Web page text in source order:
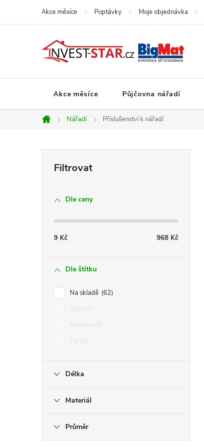
Akce měsíce Poptávky Moje objednávka
Akce měsíce Půjčovna nářadí
Domů
Nářadí Příslušenství k nářadí
n
Dle ceny
9 Kč 968 Kč
Dle štítku
Na skladě 62
Délka
Materiál
Průměr